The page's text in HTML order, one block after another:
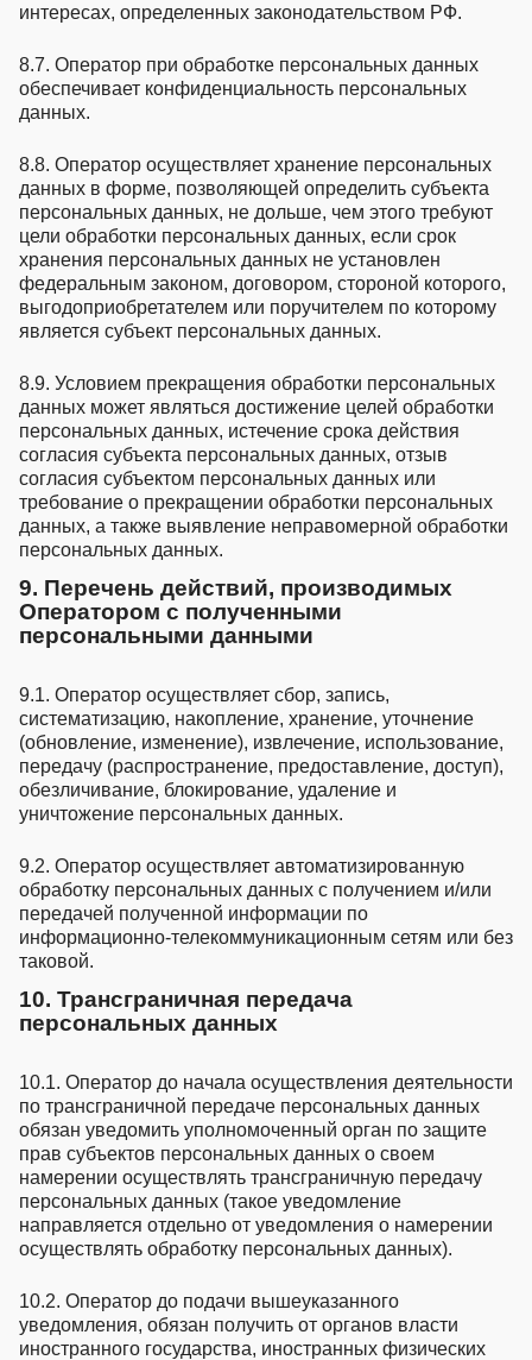
интересах, определенных законодательством РФ.
8.7. Оператор при обработке персональных данных
обеспечивает конфиденциальность персональных
данных.
8.8. Оператор осуществляет хранение персональных
данных в форме, позволяющей определить субъекта
персональных данных, не дольше, чем этого требуют
цели обработки персональных данных, если срок
хранения персональных данных не установлен
федеральным законом, договором, стороной которого,
выгодоприобретателем или поручителем по которому
является субъект персональных данных.
8.9. Условием прекращения обработки персональных
данных может являться достижение целей обработки
персональных данных, истечение срока действия
согласия субъекта персональных данных, отзыв
согласия субъектом персональных данных или
требование о прекращении обработки персональных
данных, а также выявление неправомерной обработки
персональных данных.
9. Перечень действий, производимых
Оператором с полученными
персональными данными
9.1. Оператор осуществляет сбор, запись,
систематизацию, накопление, хранение, уточнение
(обновление, изменение), извлечение, использование,
передачу (распространение, предоставление, доступ),
обезличивание, блокирование, удаление и
уничтожение персональных данных.
9.2. Оператор осуществляет автоматизированную
обработку персональных данных с получением и/или
передачей полученной информации по
информационно-телекоммуникационным сетям или без
таковой.
10. Трансграничная передача
персональных данных
10.1. Оператор до начала осуществления деятельности
по трансграничной передаче персональных данных
обязан уведомить уполномоченный орган по защите
прав субъектов персональных данных о своем
намерении осуществлять трансграничную передачу
персональных данных (такое уведомление
направляется отдельно от уведомления о намерении
осуществлять обработку персональных данных).
10.2. Оператор до подачи вышеуказанного
уведомления, обязан получить от органов власти
иностранного государства, иностранных физических